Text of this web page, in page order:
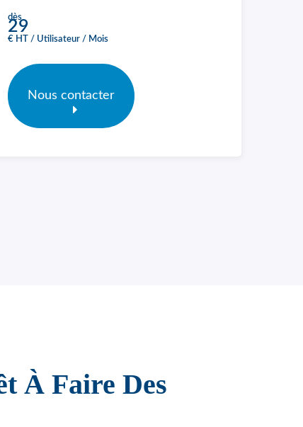
dès
29
€ HT / Utilisateur / Mois
Nous contacter
À Faire Des